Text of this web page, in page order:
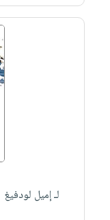
لـ إميل لودفيغ